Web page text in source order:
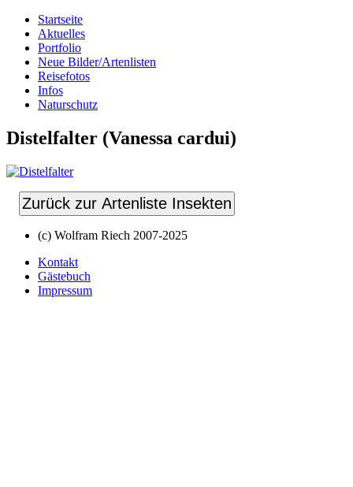
Startseite
Aktuelles
Portfolio
Neue Bilder/Artenlisten
Reisefotos
Infos
Naturschutz
Distelfalter (Vanessa cardui)
Zurück zur Artenliste Insekten
(c) Wolfram Riech 2007-2025
Kontakt
Gästebuch
Impressum